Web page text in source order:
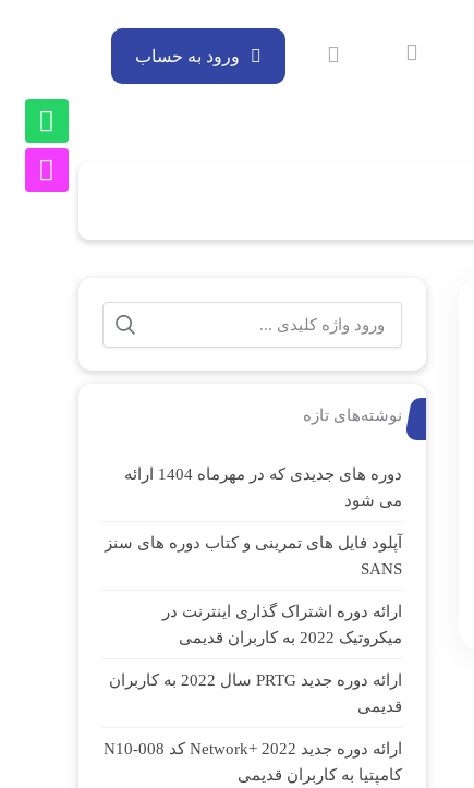
ورود به حساب
نوشته‌های تازه
دوره های جدیدی که در مهرماه 1404 ارائه
می شود
آپلود فایل های تمرینی و کتاب دوره های سنز
SANS
ارائه دوره اشتراک گذاری اینترنت در
میکروتیک 2022 به کاربران قدیمی
ارائه دوره جدید PRTG سال 2022 به کاربران
قدیمی
ارائه دوره جدید Network+ 2022 کد N10-008
کامپتیا به کاربران قدیمی